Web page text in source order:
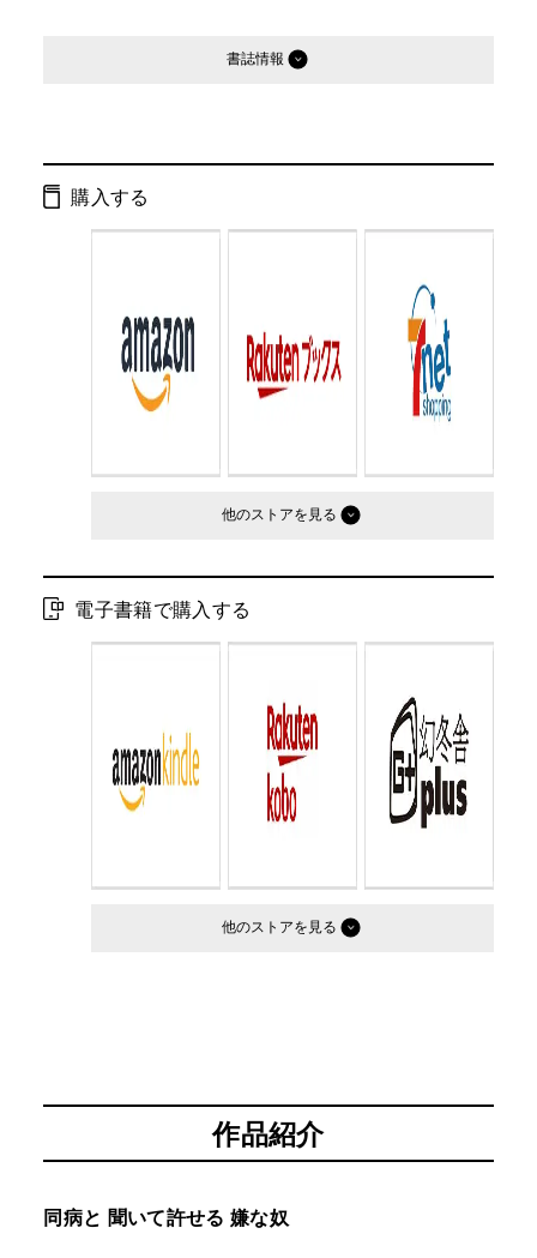
書誌情報
ページ数：
判型： B6判変型
購入する
他のストア
電子書籍で購入する
他のストア
作品紹介
同病と 聞いて許せる 嫌な奴